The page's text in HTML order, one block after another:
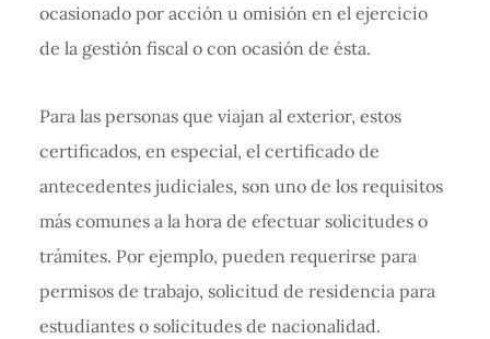
ocasionado por acción u omisión en el ejercicio
de la gestión fiscal o con ocasión de ésta.
Para las personas que viajan al exterior, estos
certificados, en especial, el certificado de
antecedentes judiciales, son uno de los requisitos
más comunes a la hora de efectuar solicitudes o
trámites. Por ejemplo, pueden requerirse para
permisos de trabajo, solicitud de residencia para
estudiantes o solicitudes de nacionalidad.